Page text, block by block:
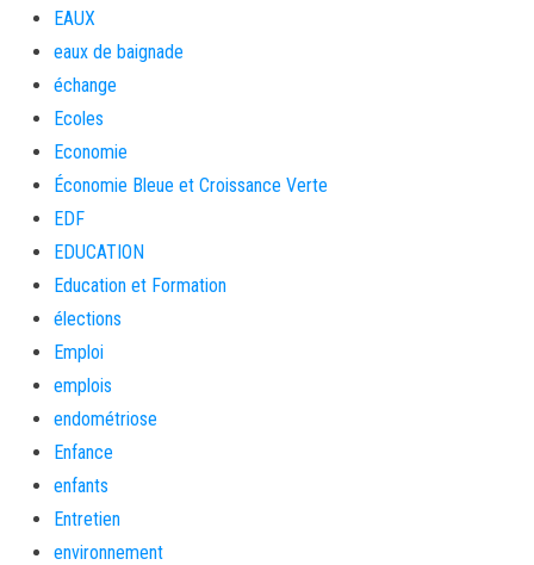
EAUX
eaux de baignade
échange
Ecoles
Economie
Économie Bleue et Croissance Verte
EDF
EDUCATION
Education et Formation
élections
Emploi
emplois
endométriose
Enfance
enfants
Entretien
environnement